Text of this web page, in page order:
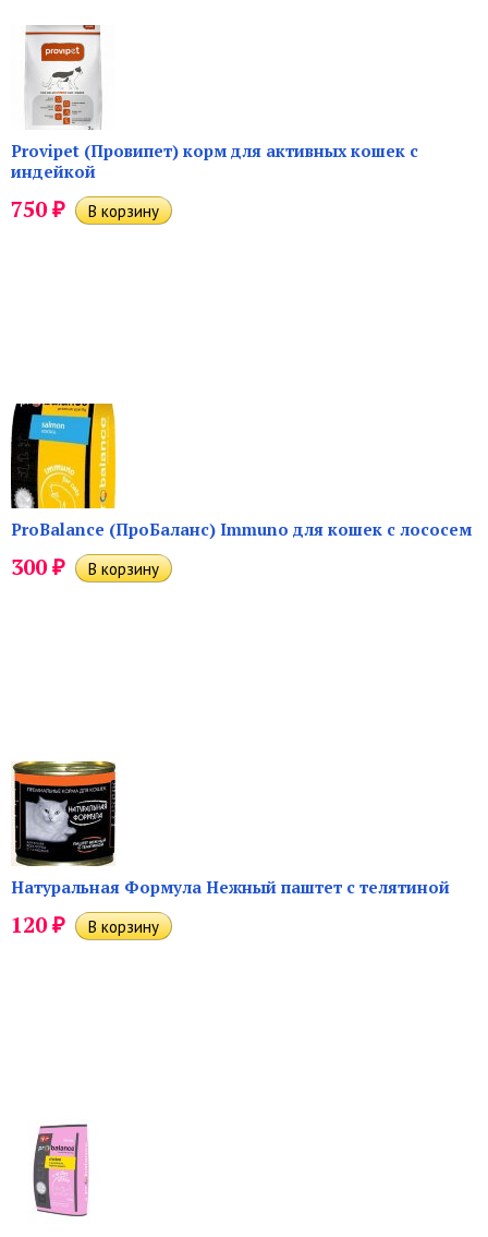
Provipet (Провипет) корм для активных кошек с
индейкой
750₽
ProBalance (ПроБаланс) Immuno для кошек с лососем
300₽
Натуральная Формула Нежный паштет с телятиной
120₽